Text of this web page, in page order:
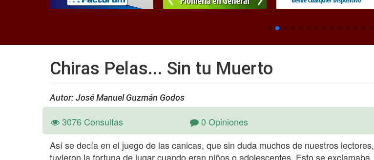
Chiras Pelas... Sin tu Muerto
Autor: José Manuel Guzmán Godos
3076 Consultas
0 Opiniones
Así se decía en el juego de las canicas, que sin duda muchos de nuestros lectores,
tuvieron la fortuna de jugar cuando eran niños o adolescentes. Esto se exclamaba